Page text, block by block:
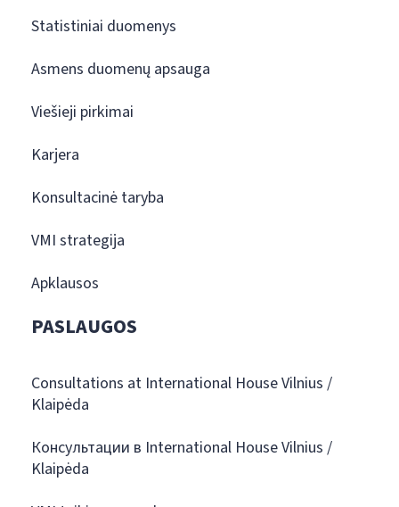
Statistiniai duomenys
Asmens duomenų apsauga
Viešieji pirkimai
Karjera
Konsultacinė taryba
VMI strategija
Apklausos
PASLAUGOS
Consultations at International House Vilnius /
Klaipėda
Консультации в International House Vilnius /
Klaipėda